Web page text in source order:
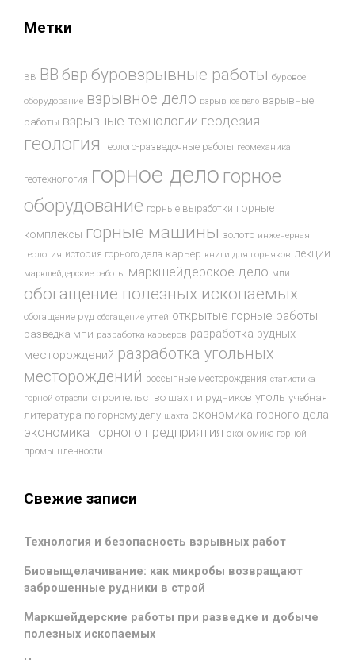
Метки
ВВ ВВ бвр буровзрывные работы буровое
оборудование взрывное дело взрывное дело взрывные
работы взрывные технологии геодезия
геология геолого-разведочные работы геомеханика
геотехнология горное дело горное
оборудование горные выработки горные
комплексы горные машины золото инженерная
геология история горного дела карьер книги для горняков лекции
маркшейдерские работы маркшейдерское дело мпи
обогащение полезных ископаемых
обогащение руд обогащение углей открытые горные работы
разведка мпи разработка карьеров разработка рудных
месторождений разработка угольных
месторождений россыпные месторождения статистика
горной отрасли строительство шахт и рудников уголь учебная
литература по горному делу шахта экономика горного дела
экономика горного предприятия экономика горной
промышленности
Свежие записи
Технология и безопасность взрывных работ
Биовыщелачивание: как микробы возвращают
заброшенные рудники в строй
Маркшейдерские работы при разведке и добыче
полезных ископаемых